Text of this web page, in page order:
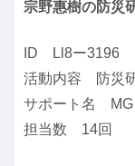
宗野惠樹の防災
ID Ll8ー3196
活動内容 防災
サポート名 MG
担当数 14回